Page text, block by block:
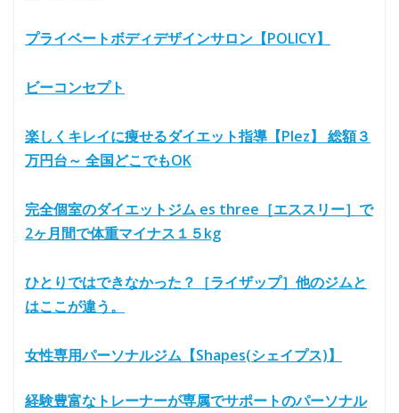
プライベートボディデザインサロン【POLICY】
ビーコンセプト
楽しくキレイに痩せるダイエット指導【Plez】 総額３
万円台～ 全国どこでもOK
完全個室のダイエットジム es three［エススリー］で
2ヶ月間で体重マイナス１５kg
ひとりではできなかった？［ライザップ］他のジムと
はここが違う。
女性専用パーソナルジム【Shapes(シェイプス)】
経験豊富なトレーナーが専属でサポートのパーソナル